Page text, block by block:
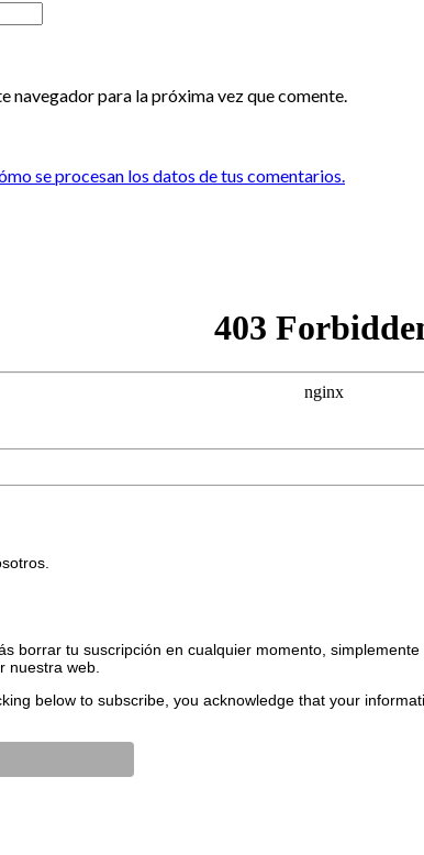
navegador para la próxima vez que comente.
se procesan los datos de tus comentarios.
borrar tu suscripción en cualquier momento,
nuestra web.
below to subscribe, you acknowledge that your